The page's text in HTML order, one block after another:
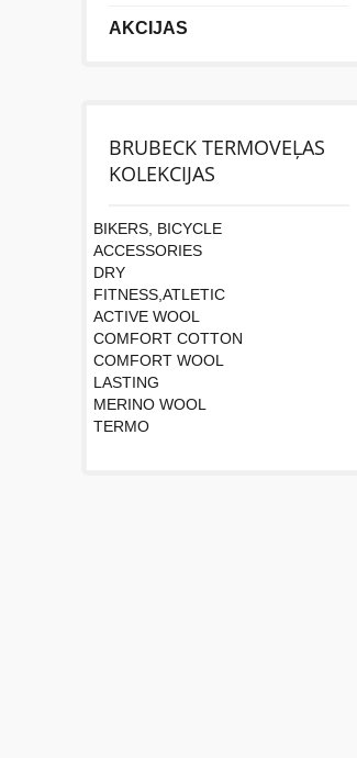
AKCIJAS
BRUBECK TERMOVEĻAS
KOLEKCIJAS
BIKERS, BICYCLE
ACCESSORIES
DRY
FITNESS,ATLETIC
ACTIVE WOOL
COMFORT COTTON
COMFORT WOOL
LASTING
MERINO WOOL
TERMO